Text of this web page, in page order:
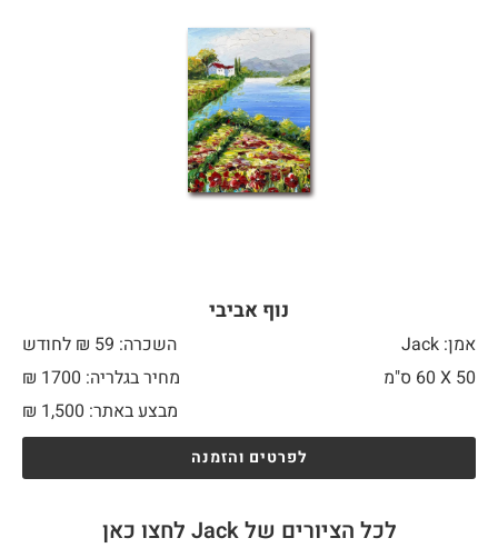
נוף אביבי
אמן: Jack
השכרה: 59 ₪ לחודש
50 X
מחיר בגלריה: 1700 ₪
מבצע באתר:
₪ 1,500
לפרטים והזמנה
לכל הציורים של Jack לחצו כאן